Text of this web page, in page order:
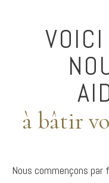
à bâtir
Nous commençons par